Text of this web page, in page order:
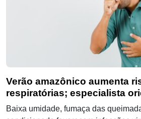
Verão amazônico aumenta
respiratórias; especialista
Baixa umidade, fumaça das